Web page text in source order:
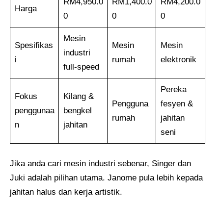
Harga
0
0
0
Spesifikas
i
Mesin
industri
full-speed
Mesin
rumah
Mesin
elektronik
Fokus
penggunaa
n
Kilang &
bengkel
jahitan
Pengguna
rumah
Pereka
fesyen &
jahitan
seni
Jika anda cari mesin industri sebenar, Singer dan
Juki adalah pilihan utama. Janome pula lebih kepada
jahitan halus dan kerja artistik.